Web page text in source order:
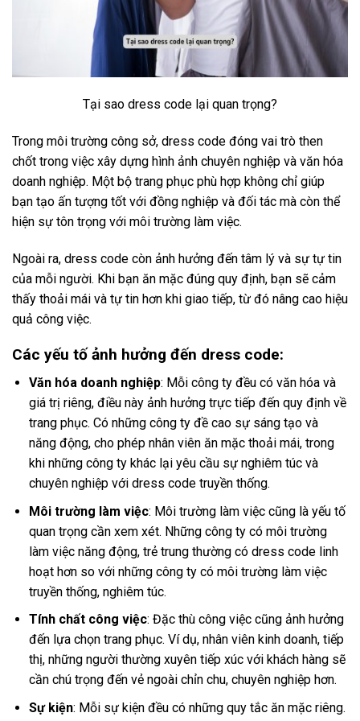
Tại sao dress code lại quan trọng?
Trong môi trường công sở, dress code đóng vai trò then
chốt trong việc xây dựng hình ảnh chuyên nghiệp và văn hóa
doanh nghiệp. Một bộ trang phục phù hợp không chỉ giúp
bạn tạo ấn tượng tốt với đồng nghiệp và đối tác mà còn thể
hiện sự tôn trọng với môi trường làm việc.
Ngoài ra, dress code còn ảnh hưởng đến tâm lý và sự tự tin
của mỗi người. Khi bạn ăn mặc đúng quy định, bạn sẽ cảm
thấy thoải mái và tự tin hơn khi giao tiếp, từ đó nâng cao hiệu
quả công việc.
Các yếu tố ảnh hưởng đến dress code:
Văn hóa doanh nghiệp: Mỗi công ty đều có văn hóa và
giá trị riêng, điều này ảnh hưởng trực tiếp đến quy định về
trang phục. Có những công ty đề cao sự sáng tạo và
năng động, cho phép nhân viên ăn mặc thoải mái, trong
khi những công ty khác lại yêu cầu sự nghiêm túc và
chuyên nghiệp với dress code truyền thống.
Môi trường làm việc: Môi trường làm việc cũng là yếu tố
quan trọng cần xem xét. Những công ty có môi trường
làm việc năng động, trẻ trung thường có dress code linh
hoạt hơn so với những công ty có môi trường làm việc
truyền thống, nghiêm túc.
Tính chất công việc: Đặc thù công việc cũng ảnh hưởng
đến lựa chọn trang phục. Ví dụ, nhân viên kinh doanh, tiếp
thị, những người thường xuyên tiếp xúc với khách hàng sẽ
cần chú trọng đến vẻ ngoài chỉn chu, chuyên nghiệp hơn.
Sự kiện: Mỗi sự kiện đều có những quy tắc ăn mặc riêng.